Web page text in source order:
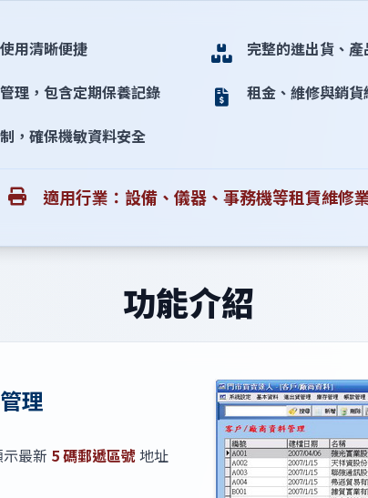
用清晰便捷
完整的進出貨、
理，包含定期保養記錄
租金、維修與銷
，確保機敏資料安全
適用行業：設備、儀器、事務機等租賃維修
功能介紹
理
最新 5 碼郵遞區號地址